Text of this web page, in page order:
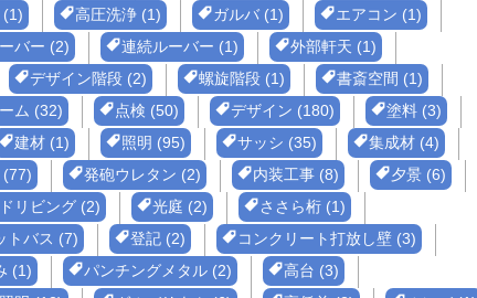
(1) 高圧洗浄 (1) ガルバ (1)
エアコン (1)
バー (2) 連続ルーバー (1)
外部軒天 (1)
デザイン階段 (2) 螺旋階段 (1)
書斎空間 (1)
ム (32) 点検 (50) デザイン (180)
塗料 (3)
建材 (1) 照明 (95) サッシ (35)
集成材 (4)
(77) 発砲ウレタン (2) 内装工事 (8)
夕景 (6)
リビング (2) 光庭 (2)
ささら桁 (1)
トバス (7) 登記 (2)
コンクリート打放し壁 (3)
(1) パンチングメタル (2)
高台 (3)